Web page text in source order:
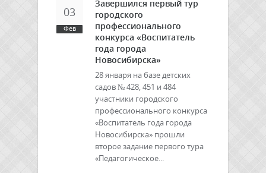
03
Фев
Завершился первый тур
городского
профессионального
конкурса «Воспитатель
года города
Новосибирска»
28 января на базе детских
садов № 428, 451 и 484
участники городского
профессионального конкурса
«Воспитатель года города
Новосибирска» прошли
второе задание первого тура
«Педагогическое...